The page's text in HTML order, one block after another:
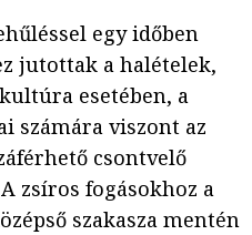
egy időben
jutottak a halételek,
esetében, a
számára viszont az
csontvelő
zsíros fogásokhoz a
szakasza mentén